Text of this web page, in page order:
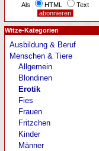
Als HTML Text
Witze-Kategorien
Ausbildung & Beruf
Menschen & Tiere
Allgemein
Blondinen
Erotik
Fies
Frauen
Fritzchen
Kinder
Männer